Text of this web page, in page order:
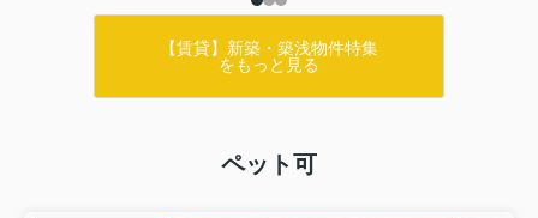
【賃貸】新築・築浅物件特集
をもっと見る
ペット可